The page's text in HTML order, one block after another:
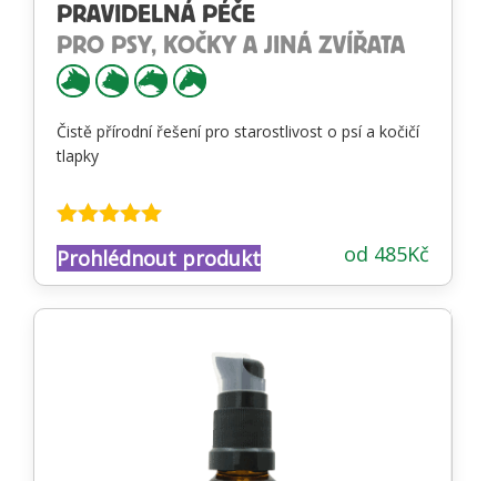
PRAVIDELNÁ PÉČE
PRO PSY, KOČKY A JINÁ ZVÍŘATA
Čistě přírodní řešení pro starostlivost o psí a kočičí
tlapky
Hodnocení
4.87z 5 od 485Kč
Prohlédnout produkt